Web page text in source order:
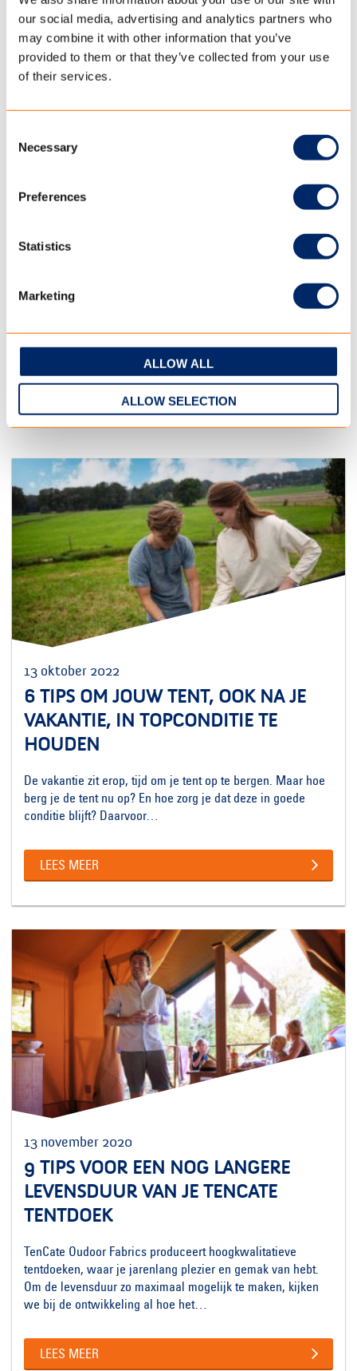
our social media, advertising and analytics partners who
may combine it with other information that you’ve
provided to them or that they’ve collected from your use
of their services.
Selection
Necessary
Preferences
Statistics
Marketing
ALLOW ALL
ALLOW SELECTION
Bekijken in volledige weergave.
GERELATEERDE ARTIKELEN
13 oktober 2022
6 TIPS OM JOUW TENT, OOK NA JE
VAKANTIE, IN TOPCONDITIE TE
HOUDEN
De vakantie zit erop, tijd om je tent op te bergen. Maar hoe
berg je de tent nu op? En hoe zorg je dat deze in goede
conditie blijft? Daarvoor…
LEES MEER
13 november 2020
9 TIPS VOOR EEN NOG LANGERE
LEVENSDUUR VAN JE TENCATE
TENTDOEK
TenCate Oudoor Fabrics produceert hoogkwalitatieve
tentdoeken, waar je jarenlang plezier en gemak van hebt.
Om de levensduur zo maximaal mogelijk te maken, kijken
we bij de ontwikkeling al hoe het…
LEES MEER